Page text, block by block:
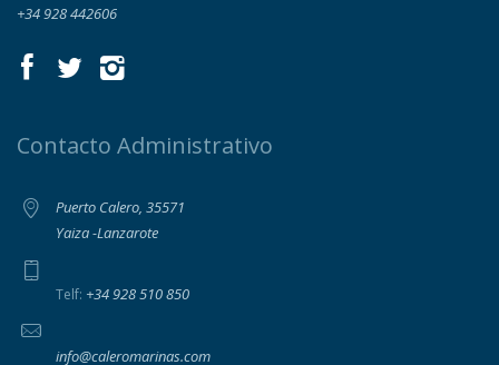
+34 928 442606
Contacto Administrativo
Puerto Calero, 35571
Yaiza -Lanzarote
Telf: +34 928 510 850
info@caleromarinas.com